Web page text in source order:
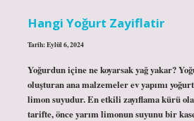
Hangi Yoğurt Zayiflatir
Tarih: Eylül 6, 2024
Yoğurdun içine ne koyarsak yağ yakar?
oluşturan ana malzemeler ev yapımı
limon suyudur. En etkili zayıflama kürü
tarifte, önce yarım limonun suyunu bir